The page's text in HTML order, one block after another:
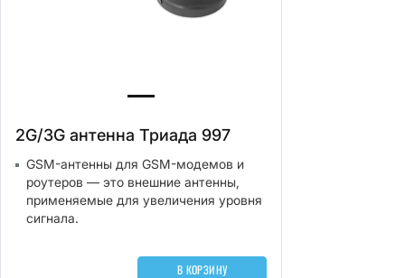
2G/3G антенна Триада 997
GSM-антенны для GSM-модемов и
роутеров — это внешние антенны,
применяемые для увеличения уровня
сигнала.
В КОРЗИНУ